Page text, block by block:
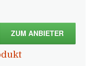
ZUM ANBIETER